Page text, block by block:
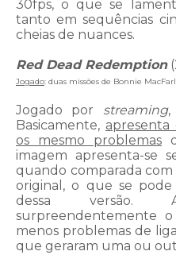
30fps, o que se
tanto em sequências
cheias de nuances.
Red Dead Redemption
Jogado: duas missões de Bonnie
Jogado por streaming,
Basicamente, apresenta
os mesmo problemas
imagem apresenta-se
quando comparada com
original, o que se
dessa versão.
surpreendentemente
menos problemas de
que geraram uma ou